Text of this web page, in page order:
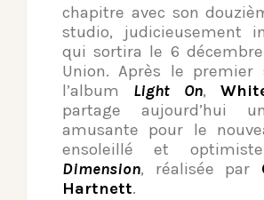
chapitre avec son
studio, judicieusement
qui sortira le 6
Union. Après le premier
l’album Light On,
partage aujourd’hui
amusante pour le
ensoleillé et
Dimension, réalisée par
Hartnett.